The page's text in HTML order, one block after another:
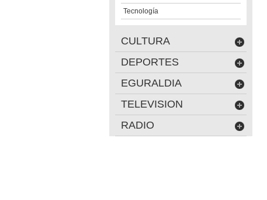
Tecnología
CULTURA
DEPORTES
EGURALDIA
TELEVISION
RADIO